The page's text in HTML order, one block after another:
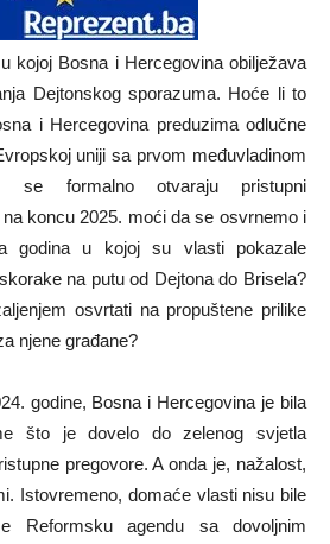
kojoj Bosna i Hercegovina obilježava
Dejtonskog sporazuma. Hoće li to
i Hercegovina preduzima odlučne
uniji sa prvom međuvladinom
se formalno otvaraju pristupni
koncu 2025. moći da se osvrnemo i
godina u kojoj su vlasti pokazale
na putu od Dejtona do Brisela?
osvrtati na propuštene prilike
njene građane?
godine, Bosna i Hercegovina je bila
što je dovelo do zelenog svjetla
pregovore. A onda je, nažalost,
Istovremeno, domaće vlasti nisu bile
Reformsku agendu sa dovoljnim